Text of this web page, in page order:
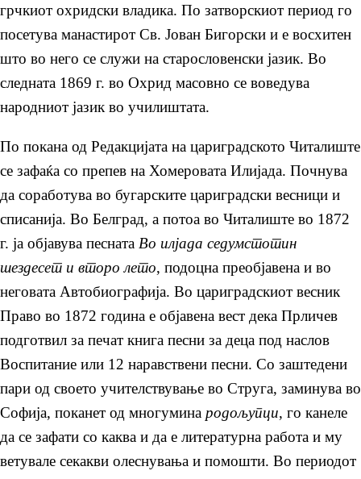
грчкиот охридски владика. По затворскиот период го
посетува манастирот Св. Јован Бигорски и е восхитен
што во него се служи на старословенски јазик. Во
следната 1869 г. во Охрид масовно се воведува
народниот јазик во училиштата.
По покана од Редакцијата на цариградското Читалиште
се зафаќа со препев на Хомеровата Илијада. Почнува
да соработува во бугарските цариградски весници и
списанија. Во Белград, а потоа во Читалиште во 1872
г. ја објавува песната Во илјада седумстотин
шездесет и второ лето, подоцна преобјавена и во
неговата Автобиографија. Во цариградскиот весник
Право во 1872 година е објавена вест дека Прличев
подготвил за печат книга песни за деца под наслов
Воспитание или 12 наравствени песни. Со заштедени
пари од своето учителствување во Струга, заминува во
Софија, поканет од многумина родољупци, го канеле
да се зафати со каква и да е литературна работа и му
ветувале секакви олеснувања и помошти. Во периодот